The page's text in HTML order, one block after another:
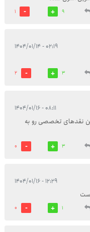
9
1
۰۲:۱۹ - ۱۴۰۴/۰۱/۱۴
3
2
۰۸:۱۱ - ۱۴۰۴/۰۱/۱۶
نقدهای تخصصی رو به
3
0
۱۲:۲۹ - ۱۴۰۴/۰۱/۱۶
1
0